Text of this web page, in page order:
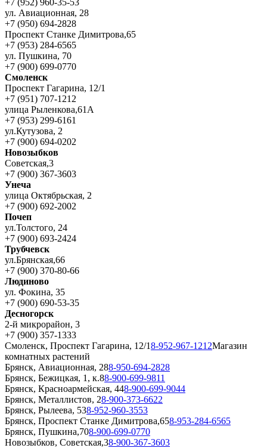
+7 (952) 960-35-53
ул. Авиационная, 28
+7 (950) 694-2828
Проспект Станке Димитрова,65
+7 (953) 284-6565
ул. Пушкина, 70
+7 (900) 699-0770
Смоленск
Проспект Гагарина, 12/1
+7 (951) 707-1212
улица Рыленкова,61А
+7 (953) 299-6161
ул.Кутузова, 2
+7 (900) 694-0202
Новозыбков
Советская,3
+7 (900) 367-3603
Унеча
улица Октябрьская, 2
+7 (900) 692-2002
Почеп
ул.Толстого, 24
+7 (900) 693-2424
Трубчевск
ул.Брянская,66
+7 (900) 370-80-66
Людиново
ул. Фокина, 35
+7 (900) 690-53-35
Десногорск
2-й микрорайон, 3
+7 (900) 357-1333
Смоленск, Проспект Гагарина, 12/18-952-967-1212Магазин
комнатных растений
Брянск, Авиационная, 288-950-694-2828
Брянск, Бежицкая, 1, к.88-900-699-9811
Брянск, Красноармейская, 448-900-699-9044
Брянск, Металлистов, 28-900-373-6622
Брянск, Рылеева, 538-952-960-3553
Брянск, Проспект Станке Димитрова,658-953-284-6565
Брянск, Пушкина,708-900-699-0770
Новозыбков, Советская,38-900-367-3603